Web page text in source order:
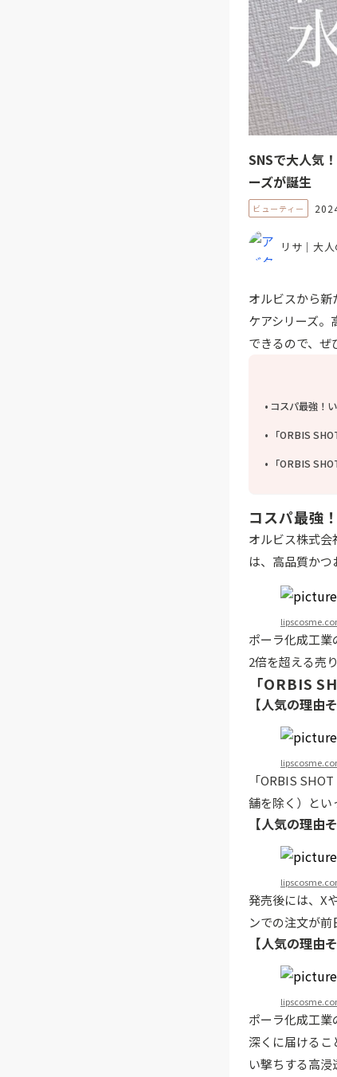
SNSで大人気
ーズが誕生
ビューティー
リサ｜大
オルビスから
ケアシリーズ
できるので、ぜ
コスパ最強！
「ORBIS
「ORBIS
コスパ最強
オルビス株式会
は、高品質かつ
ポーラ化成工業
2倍を超える売
「ORBIS
【人気の理由
「ORBIS
舗を除く）とい
【人気の理由
発売後には、X
ンでの注文が前
【人気の理由
ポーラ化成工
深くに届ける
い撃ちする高浸